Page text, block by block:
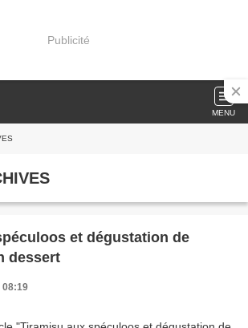
Publicité
MENU
et dégustation de
dessert
08:19